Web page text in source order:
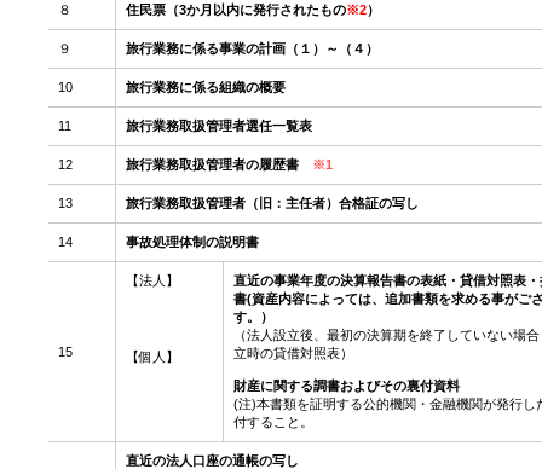
８ 住民票 （3か月以内に発行されたもの※2）
９ 旅行業務に係る事業の計画（１）～（４）
10 旅行業務に係る組織の概要
11 旅行業務取扱管理者選任一覧表
12 旅行業務取扱管理者の履歴書 ※1
13 旅行業務取扱管理者（旧：主任者）合格証の写し
14 事故処理体制の説明書
15
【法人】
【個人】
直近の事業年度の決算報告書の表紙・貸借対照表
書(資産内容によっては、追加書類を求める事がご
す。）
（法人設立後、最初の決算期を終了していない場
立時の貸借対照表）
財産に関する調書およびその裏付資料
(注)本書類を証明する公的機関・金融機関が発行し
付すること。
直近の法人口座の通帳の写し